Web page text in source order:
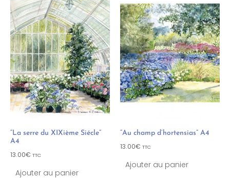
“La serre du XIXième Siécle”
A4
13.00€ TTC
Ajouter au panier
“Au champ d’hortensias” A4
13.00€ TTC
Ajouter au panier